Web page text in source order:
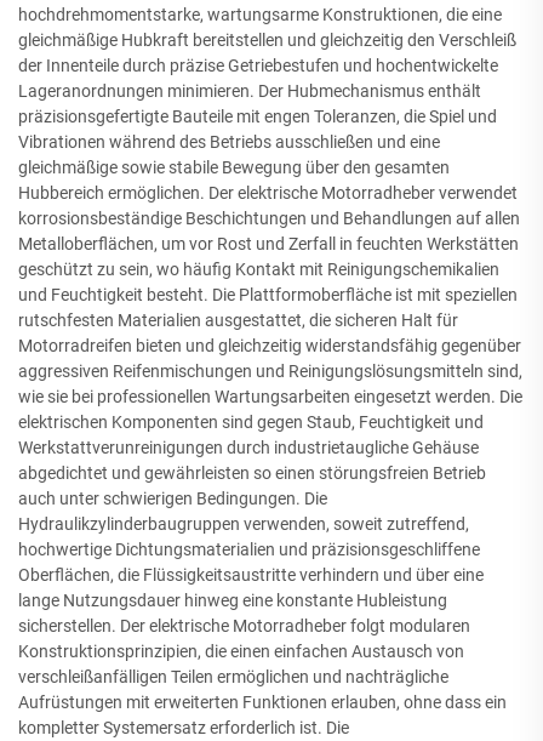
hochdrehmomentstarke, wartungsarme Konstruktionen, die eine
gleichmäßige Hubkraft bereitstellen und gleichzeitig den Verschleiß
der Innenteile durch präzise Getriebestufen und hochentwickelte
Lageranordnungen minimieren. Der Hubmechanismus enthält
präzisionsgefertigte Bauteile mit engen Toleranzen, die Spiel und
Vibrationen während des Betriebs ausschließen und eine
gleichmäßige sowie stabile Bewegung über den gesamten
Hubbereich ermöglichen. Der elektrische Motorradheber verwendet
korrosionsbeständige Beschichtungen und Behandlungen auf allen
Metalloberflächen, um vor Rost und Zerfall in feuchten Werkstätten
geschützt zu sein, wo häufig Kontakt mit Reinigungschemikalien
und Feuchtigkeit besteht. Die Plattformoberfläche ist mit speziellen
rutschfesten Materialien ausgestattet, die sicheren Halt für
Motorradreifen bieten und gleichzeitig widerstandsfähig gegenüber
aggressiven Reifenmischungen und Reinigungslösungsmitteln sind,
wie sie bei professionellen Wartungsarbeiten eingesetzt werden. Die
elektrischen Komponenten sind gegen Staub, Feuchtigkeit und
Werkstattverunreinigungen durch industrietaugliche Gehäuse
abgedichtet und gewährleisten so einen störungsfreien Betrieb
auch unter schwierigen Bedingungen. Die
Hydraulikzylinderbaugruppen verwenden, soweit zutreffend,
hochwertige Dichtungsmaterialien und präzisionsgeschliffene
Oberflächen, die Flüssigkeitsaustritte verhindern und über eine
lange Nutzungsdauer hinweg eine konstante Hubleistung
sicherstellen. Der elektrische Motorradheber folgt modularen
Konstruktionsprinzipien, die einen einfachen Austausch von
verschleißanfälligen Teilen ermöglichen und nachträgliche
Aufrüstungen mit erweiterten Funktionen erlauben, ohne dass ein
kompletter Systemersatz erforderlich ist. Die